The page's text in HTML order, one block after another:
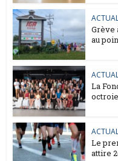
Grève
au
La
octroie
Le
attire